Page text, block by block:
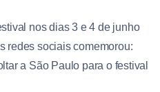
nos dias 3 e 4 de junho
redes sociais comemorou:
a São Paulo para o festival